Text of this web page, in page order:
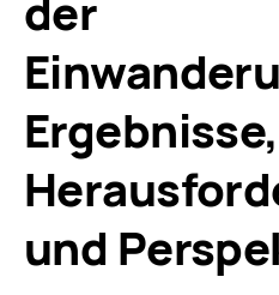
der
Ergebnisse,
und